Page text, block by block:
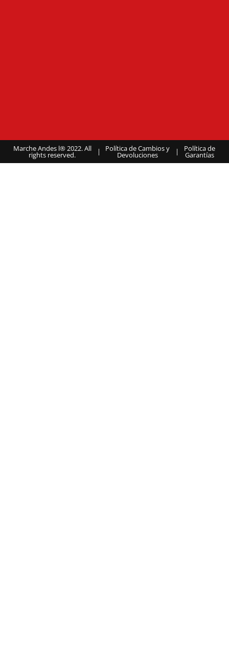
Marche Andes l® 2022. All
rights reserved. | Política de Cambios y
Devoluciones | Política de
Garantías